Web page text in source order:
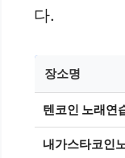
다.
장소명
텐코인 노래연
내가스타코인